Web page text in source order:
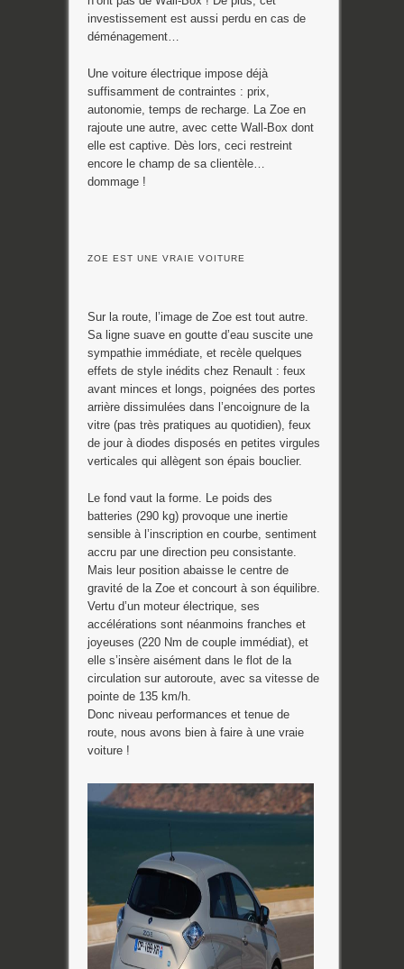
investissement est aussi perdu en cas de
déménagement…
Une voiture électrique impose déjà
suffisamment de contraintes : prix,
autonomie, temps de recharge. La Zoe en
rajoute une autre, avec cette Wall-Box dont
elle est captive. Dès lors, ceci restreint
encore le champ de sa clientèle…
dommage !
ZOE EST UNE VRAIE VOITURE
Sur la route, l’image de Zoe est tout autre.
Sa ligne suave en goutte d’eau suscite une
sympathie immédiate, et recèle quelques
effets de style inédits chez Renault : feux
avant minces et longs, poignées des portes
arrière dissimulées dans l’encoignure de la
vitre (pas très pratiques au quotidien), feux
de jour à diodes disposés en petites virgules
verticales qui allègent son épais bouclier.
Le fond vaut la forme. Le poids des
batteries (290 kg) provoque une inertie
sensible à l’inscription en courbe, sentiment
accru par une direction peu consistante.
Mais leur position abaisse le centre de
gravité de la Zoe et concourt à son équilibre.
Vertu d’un moteur électrique, ses
accélérations sont néanmoins franches et
joyeuses (220 Nm de couple immédiat), et
elle s’insère aisément dans le flot de la
circulation sur autoroute, avec sa vitesse de
pointe de 135 km/h.
Donc niveau performances et tenue de
route, nous avons bien à faire à une vraie
voiture !